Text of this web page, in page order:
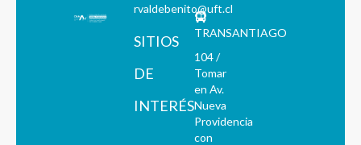
rvaldebenito@uft.cl
SITIOS
DE
INTERÉS
TRANSANTIAGO
104 /
Tomar
en Av.
Nueva
Providencia
con